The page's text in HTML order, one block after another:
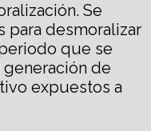
Se
para desmoralizar
que se
de
expuestos a